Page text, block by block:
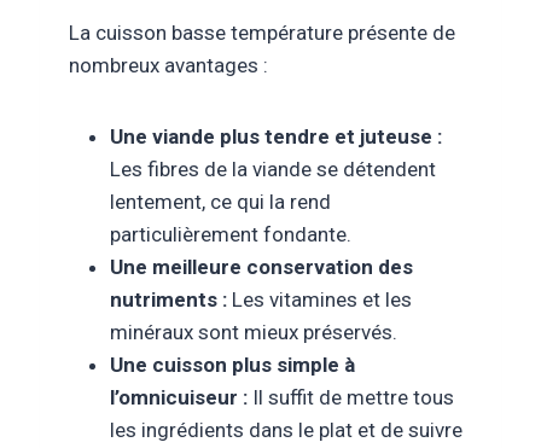
La cuisson basse température présente de
nombreux avantages :
Une viande plus tendre et juteuse :
Les fibres de la viande se détendent
lentement, ce qui la rend
particulièrement fondante.
Une meilleure conservation des
nutriments : Les vitamines et les
minéraux sont mieux préservés.
Une cuisson plus simple à
l’omnicuiseur : Il suffit de mettre tous
les ingrédients dans le plat et de suivre